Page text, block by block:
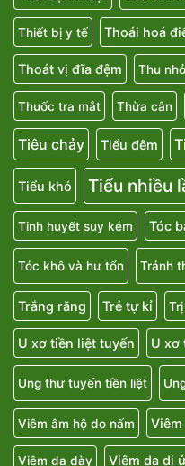
Thiết bị y tế Thoái hoá
Thoát vị đĩa đệm Thu
Thuốc tra mắt Thừa cân
Tiêu chảy Tiểu đêm
Tiểu khó Tiểu nhiều
Tinh huyết suy kém Tóc
Tóc khô và hư tổn Tránh
Trắng răng Trẻ tự kỉ
U xơ tiền liệt tuyến U xơ
Ung thư tuyến tiền liệt
Viêm âm hộ do nấm Viêm
Viêm dạ dày Viêm da dị